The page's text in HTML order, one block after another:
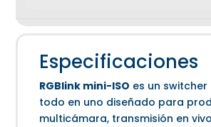
Especificaciones
RGBlink mini-ISO es un
todo en uno diseñado para
multicámara, transmisión en